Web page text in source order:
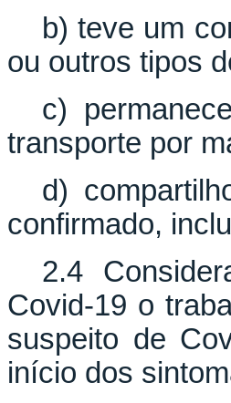
b) teve um
ou outros tipos
c)
transporte por
d)
confirmado,
2.4
Covid-19 o
suspeito de
início dos